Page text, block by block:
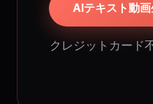
AIテキスト動
クレジットカード